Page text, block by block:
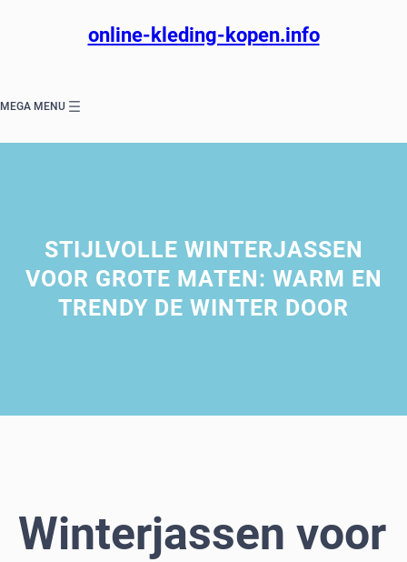
online-kleding-kopen.info
MEGA MENU
STIJLVOLLE WINTERJASSEN
VOOR GROTE MATEN: WARM EN
TRENDY DE WINTER DOOR
Winterjassen voor